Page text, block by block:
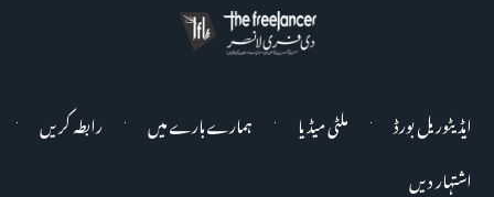
ایڈیٹوریل بورڈ ملٹی میڈیا ہمارے بارے میں
رابطہ کریں
اشتہار دیں